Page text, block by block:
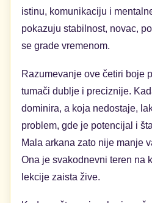
istinu, komunikaciju i
pokazuju stabilnost, novac,
se grade vremenom.
Razumevanje ove četiri boje
tumači dublje i preciznije.
dominira, a koja nedostaje,
problem, gde je potencijal i
Mala arkana zato nije manje
Ona je svakodnevni teren na
lekcije zaista žive.